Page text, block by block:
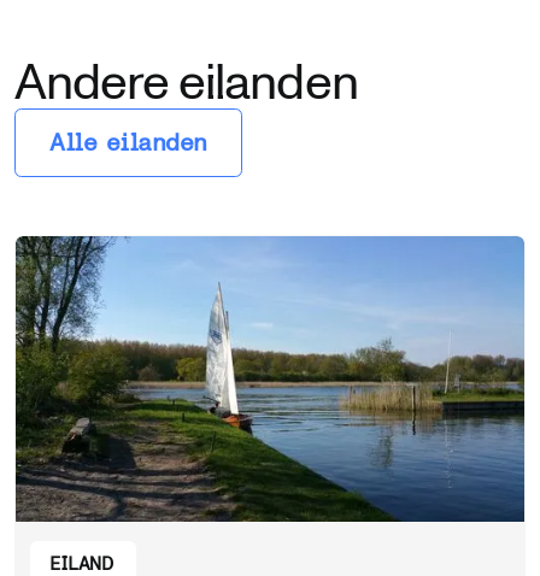
Andere eilanden
Alle eilanden
EILAND